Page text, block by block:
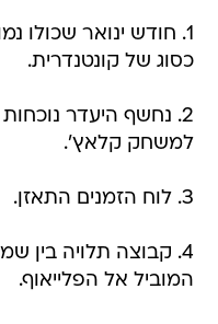
1. חודש ינואר שכולו
כסוג של קונטנדרית.
2. נחשף היעדר
למשחק קלאץ'.
3. לוח הזמנים התאזן.
4. קבוצה תלויה בין
המוביל אל הפלייאוף.